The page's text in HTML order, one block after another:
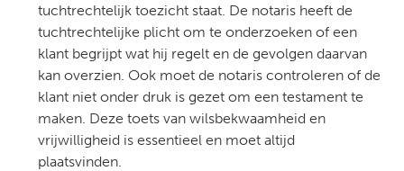
tuchtrechtelijk toezicht staat. De notaris heeft de
tuchtrechtelijke plicht om te onderzoeken of een
klant begrijpt wat hij regelt en de gevolgen daarvan
kan overzien. Ook moet de notaris controleren of de
klant niet onder druk is gezet om een testament te
maken. Deze toets van wilsbekwaamheid en
vrijwilligheid is essentieel en moet altijd
plaatsvinden.